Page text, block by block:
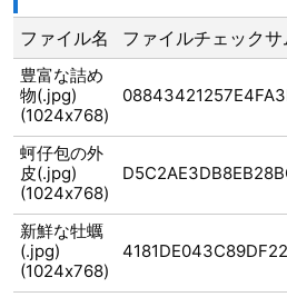
ファイル名 ファイルチェックサ
豊富な詰め
物(.jpg)
(1024x768)
蚵仔包の外
皮(.jpg)
(1024x768)
新鮮な牡蠣
(.jpg)
(1024x768)